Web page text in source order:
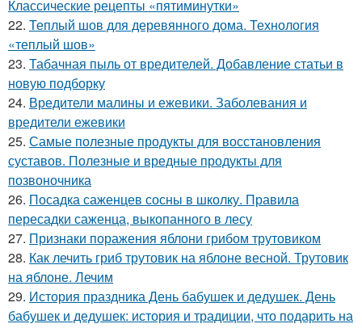
Классические рецепты «пятиминутки»
22. Теплый шов для деревянного дома. Технология
«теплый шов»
23. Табачная пыль от вредителей. Добавление статьи в
новую подборку
24. Вредители малины и ежевики. Заболевания и
вредители ежевики
25. Самые полезные продукты для восстановления
суставов. Полезные и вредные продукты для
позвоночника
26. Посадка саженцев сосны в школку. Правила
пересадки саженца, выкопанного в лесу
27. Признаки поражения яблони грибом трутовиком
28. Как лечить гриб трутовик на яблоне весной. Трутовик
на яблоне. Лечим
29. История праздника День бабушек и дедушек. День
бабушек и дедушек: история и традиции, что подарить на